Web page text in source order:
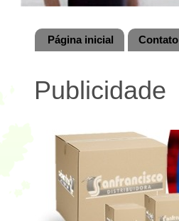
Página inicial Contato
Publicidade